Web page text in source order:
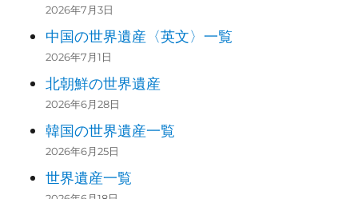
2026年7月3日
中国の世界遺産〈英文〉一覧
2026年7月1日
北朝鮮の世界遺産
2026年6月28日
韓国の世界遺産一覧
2026年6月25日
世界遺産一覧